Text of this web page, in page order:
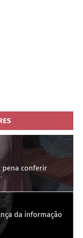
a pena conferir
da informação